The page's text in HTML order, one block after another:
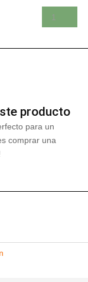
producto
para un
comprar una